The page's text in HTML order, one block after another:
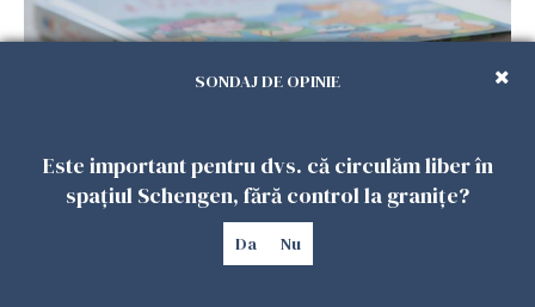
Lansare de carte la Ambasada României în
Iordania: poveștile românești ajung la copiii
din comunitățile arabe și spaniole
SONDAJ DE OPINIE
Este important pentru dvs. că circulăm liber în
spațiul Schengen, fără control la granițe?
Da Nu